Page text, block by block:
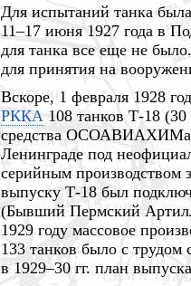
Для испытаний танка
11–17 июня 1927 года в
для танка все еще не
для принятия на
Вскоре, 1 февраля 1928
РККА 108 танков Т-18
средства ОСОАВИАХИМа
Ленинграде под
серийным производством
выпуску Т-18 был
(Бывший Пермский
1929 году массовое
133 танков было с трудом
в 1929–30 гг. план